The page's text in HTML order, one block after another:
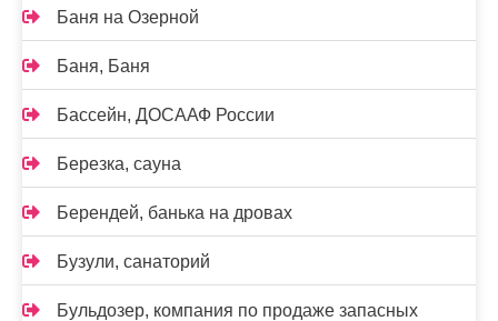
Баня на Озерной
Баня, Баня
Бассейн, ДОСААФ России
Березка, сауна
Берендей, банька на дровах
Бузули, санаторий
Бульдозер, компания по продаже запасных